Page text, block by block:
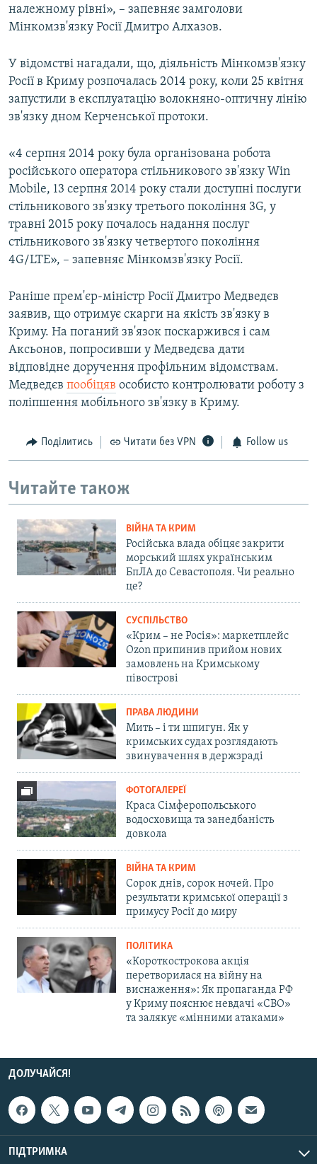
належному рівні», – запевняє замголови
Мінкомзв'язку Росії Дмитро Алхазов.
У відомстві нагадали, що, діяльність Мінкомзв'язку
Росії в Криму розпочалась 2014 року, коли 25 квітня
запустили в експлуатацію волокняно-оптичну лінію
зв'язку дном Керченської протоки.
«4 серпня 2014 року була організована робота
російського оператора стільникового зв'язку Win
Mobile, 13 серпня 2014 року стали доступні послуги
стільникового зв'язку третього покоління 3G, у
травні 2015 року почалось надання послуг
стільникового зв'язку четвертого покоління
4G/LTE», – запевняє Мінкомзв'язку Росії.
Раніше прем'єр-міністр Росії Дмитро Медведєв
заявив, що отримує скарги на якість зв'язку в
Криму. На поганий зв'язок поскаржився і сам
Аксьонов, попросивши у Медведєва дати
відповідне доручення профільним відомствам.
Медведєв пообіцяв особисто контролювати роботу з
поліпшення мобільного зв'язку в Криму.
Поділитись Читати без VPN Follow us
Читайте також
ВІЙНА ТА КРИМ
Російська влада обіцяє закрити
морський шлях українським
БпЛА до Севастополя. Чи реально
це?
СУСПІЛЬСТВО
«Крим – не Росія»: маркетплейс
Ozon припинив прийом нових
замовлень на Кримському
півострові
ПРАВА ЛЮДИНИ
Мить – і ти шпигун. Як у
кримських судах розглядають
звинувачення в держзраді
ФОТОГАЛЕРЕЇ
Краса Сімферопольського
водосховища та занедбаність
довкола
ВІЙНА ТА КРИМ
Сорок днів, сорок ночей. Про
результати кримської операції з
примусу Росії до миру
ПОЛІТИКА
«Короткострокова акція
перетворилася на війну на
виснаження»: Як пропаганда РФ
у Криму пояснює невдачі «СВО»
та залякує «мінними атаками»
ДОЛУЧАЙСЯ!
ПІДТРИМКА